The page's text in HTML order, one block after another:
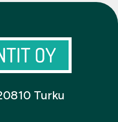
Turku